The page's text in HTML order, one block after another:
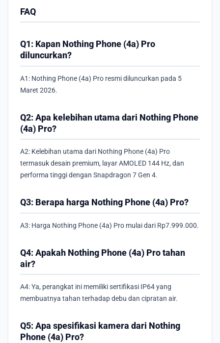
FAQ
Q1: Kapan Nothing Phone (4a) Pro
diluncurkan?
A1: Nothing Phone (4a) Pro resmi diluncurkan pada 5
Maret 2026.
Q2: Apa kelebihan utama dari Nothing Phone
(4a) Pro?
A2: Kelebihan utama dari Nothing Phone (4a) Pro
termasuk desain premium, layar AMOLED 144 Hz, dan
performa tinggi dengan Snapdragon 7 Gen 4.
Q3: Berapa harga Nothing Phone (4a) Pro?
A3: Harga Nothing Phone (4a) Pro mulai dari Rp7.999.000.
Q4: Apakah Nothing Phone (4a) Pro tahan
air?
A4: Ya, perangkat ini memiliki sertifikasi IP64 yang
membuatnya tahan terhadap debu dan cipratan air.
Q5: Apa spesifikasi kamera dari Nothing
Phone (4a) Pro?